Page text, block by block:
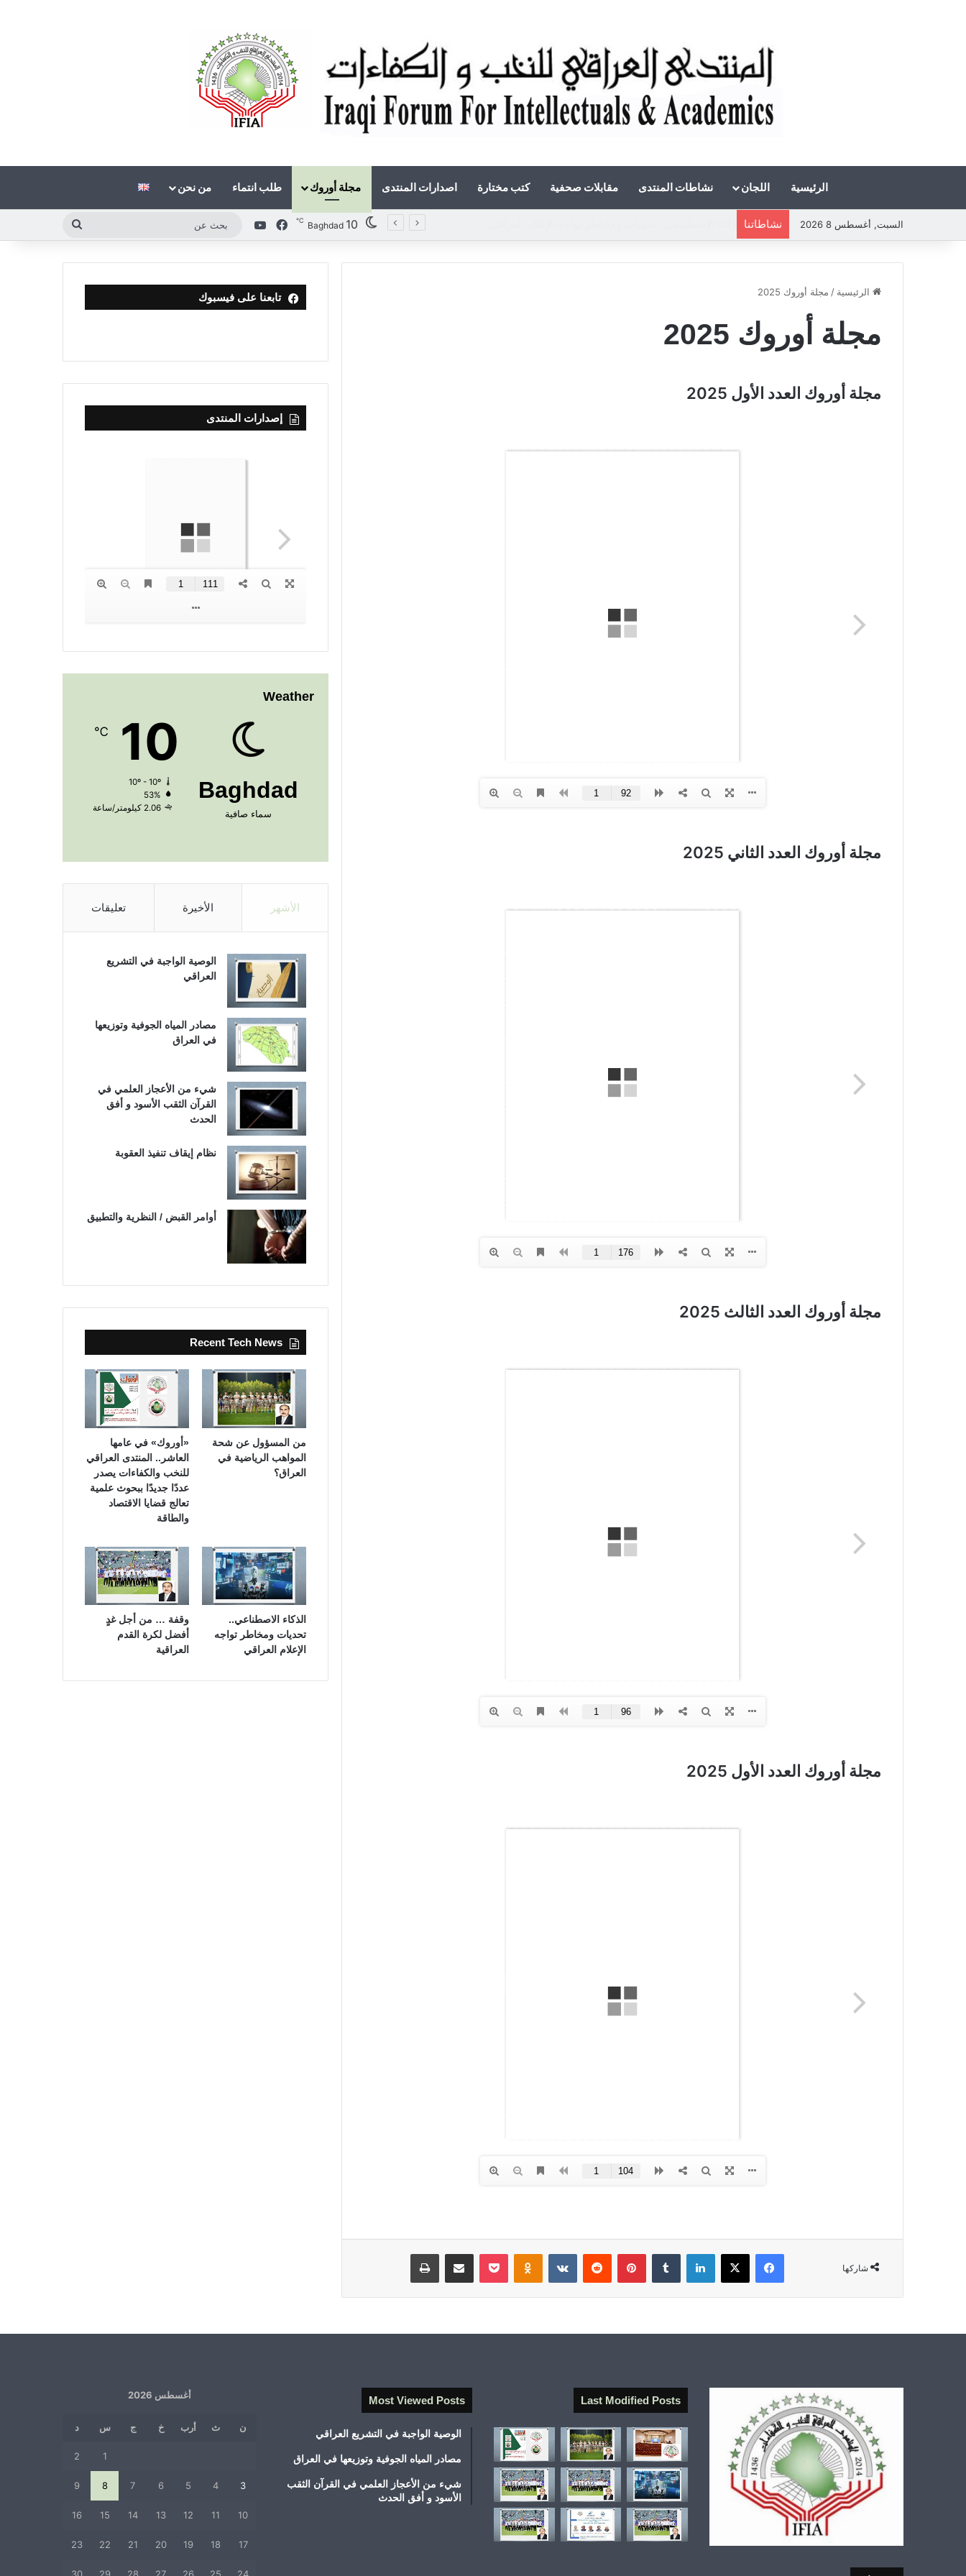
الرئيسية اللجان نشاطات المنتدى مقابلات صحفية كتب مختارة اصدارات المنتدى مجلة أوروك طلب انتماء من نحن
السبت, أغسطس 8 2026 نشاطاتنا Baghdad 10
℃ فيسبوك‫YouTube
الرئيسية / مجلة أوروك 2025
مجلة أوروك 2025
مجلة أوروك العدد الأول 2025
مجلة أوروك العدد الثاني 2025
مجلة أوروك العدد الثالث 2025
مجلة أوروك العدد الأول 2025
شاركها
فيسبوك ‫X لينكدإن بينتيريست ‏VKontakte
تابعنا على فيسبوك
إصدارات المنتدى
Weather
Baghdad
سماء صافية
10
℃
10º - 10º
53%
2.06 كيلومتر/ساعة
الأشهر الأخيرة تعليقات
الوصية الواجبة في التشريع
العراقي
مصادر المياه الجوفية وتوزيعها
في العراق
شيء من الأعجاز العلمي في
القرآن الثقب الأسود و أفق
الحدث
نظام إيقاف تنفيذ العقوبة
أوامر القبض / النظرية والتطبيق
Recent Tech News
من المسؤول عن شحة
المواهب الرياضية في
العراق؟
«أوروك» في عامها
العاشر.. المنتدى العراقي
للنخب والكفاءات يصدر
عددًا جديدًا ببحوث علمية
تعالج قضايا الاقتصاد
والطاقة
الذكاء الاصطناعي..
تحديات ومخاطر تواجه
الإعلام العراقي
وقفة … من أجل غدٍ
أفضل لكرة القدم
العراقية
Last Modified Posts
Most Viewed Posts
الوصية الواجبة في التشريع العراقي
مصادر المياه الجوفية وتوزيعها في العراق
شيء من الأعجاز العلمي في القرآن الثقب
الأسود و أفق الحدث
أغسطس 2026
ن ث أرب خ ج س د
1
2
3
4
5
6
7
8
9
10
11
12
13
14
15
16
17
18
19
20
21
22
23